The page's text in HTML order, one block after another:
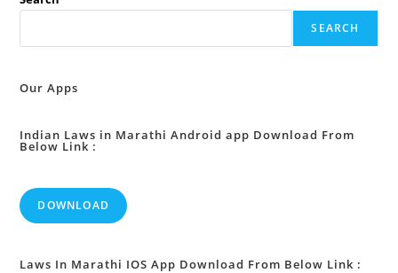
अधिकार
SEARCH
Our Apps
Indian Laws in Marathi Android app Download From
Below Link :
DOWNLOAD
Laws In Marathi IOS App Download From Below Link :